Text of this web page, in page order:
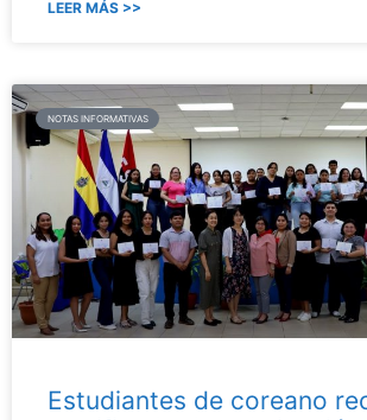
LEER MÁS >>
NOTAS INFORMATIVAS
Estudiantes de coreano